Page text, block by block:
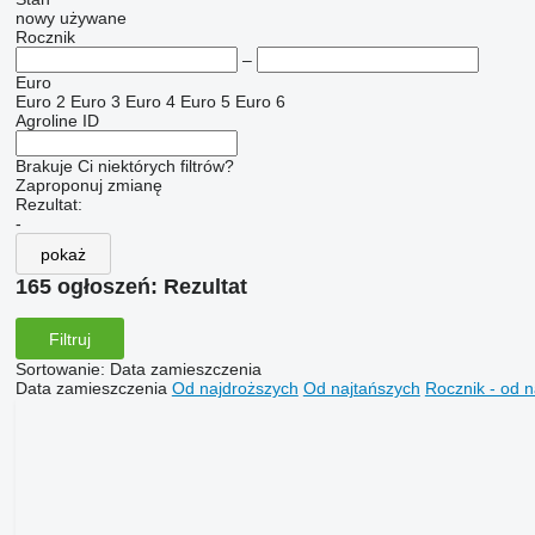
nowy używane
Rocznik
–
Euro
Euro 2 Euro 3 Euro 4 Euro 5 Euro 6
Agroline ID
Brakuje Ci niektórych filtrów?
Zaproponuj zmianę
Rezultat:
-
pokaż
165 ogłoszeń: Rezultat
Filtruj
Sortowanie: Data zamieszczenia
Data zamieszczenia Od najdroższych Od najtańszych Rocznik - od